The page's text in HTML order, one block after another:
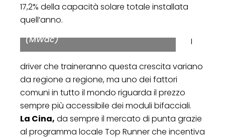
17,2% della capacità solare totale installata
quell’anno.
Forecast of Global Annual Installed
Bifacial Solar Capacity, 2019-2024E
(MWdc)
I
driver che traineranno questa crescita variano
da regione a regione, ma uno dei fattori
comuni in tutto il mondo riguarda il prezzo
sempre più accessibile dei moduli bifacciali.
La Cina, da sempre il mercato di punta grazie
al programma locale Top Runner che incentiva